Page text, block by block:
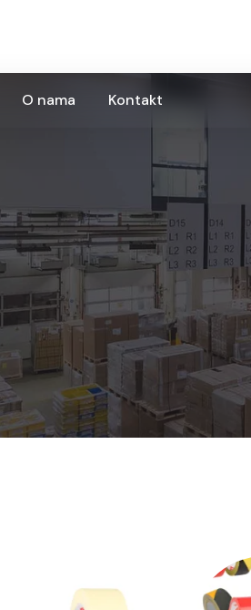
O nama Kontakt